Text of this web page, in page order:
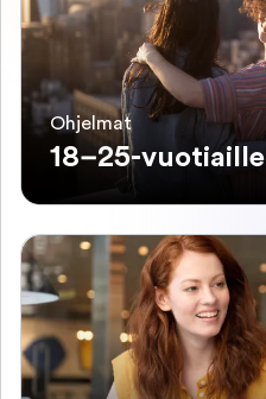
Ohjelmat
18–25-vuotiaille